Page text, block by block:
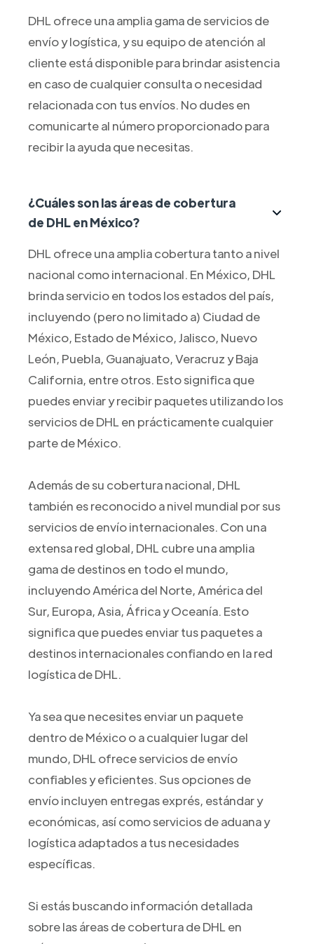
DHL ofrece una amplia gama de servicios de
envío y logística, y su equipo de atención al
cliente está disponible para brindar asistencia
en caso de cualquier consulta o necesidad
relacionada con tus envíos. No dudes en
comunicarte al número proporcionado para
recibir la ayuda que necesitas.
¿Cuáles son las áreas de cobertura
de DHL en México?
DHL ofrece una amplia cobertura tanto a nivel
nacional como internacional. En México, DHL
brinda servicio en todos los estados del país,
incluyendo (pero no limitado a) Ciudad de
México, Estado de México, Jalisco, Nuevo
León, Puebla, Guanajuato, Veracruz y Baja
California, entre otros. Esto significa que
puedes enviar y recibir paquetes utilizando los
servicios de DHL en prácticamente cualquier
parte de México.
Además de su cobertura nacional, DHL
también es reconocido a nivel mundial por sus
servicios de envío internacionales. Con una
extensa red global, DHL cubre una amplia
gama de destinos en todo el mundo,
incluyendo América del Norte, América del
Sur, Europa, Asia, África y Oceanía. Esto
significa que puedes enviar tus paquetes a
destinos internacionales confiando en la red
logística de DHL.
Ya sea que necesites enviar un paquete
dentro de México o a cualquier lugar del
mundo, DHL ofrece servicios de envío
confiables y eficientes. Sus opciones de
envío incluyen entregas exprés, estándar y
económicas, así como servicios de aduana y
logística adaptados a tus necesidades
específicas.
Si estás buscando información detallada
sobre las áreas de cobertura de DHL en